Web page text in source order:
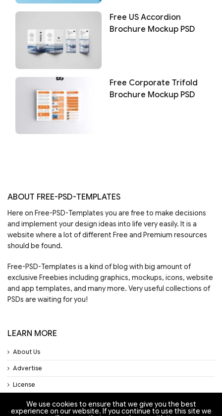
Free US Accordion
Brochure Mockup PSD
Free Corporate Trifold
Brochure Mockup PSD
ABOUT FREE-PSD-TEMPLATES
Here on Free-PSD-Templates you are free to make decisions
and implement your design ideas into life very easily. It is a
website where a lot of different Free and Premium resources
should be found.
Free-PSD-Templates is a kind of blog with big amount of
exclusive Freebies including graphics, mockups, icons, website
and app templates, and many more. Very useful collections of
PSDs are waiting for you!
LEARN MORE
About Us
Advertise
License
Privacy Policy
We use cookies to ensure that we give you the best
experience on our website. If you continue to use this site we